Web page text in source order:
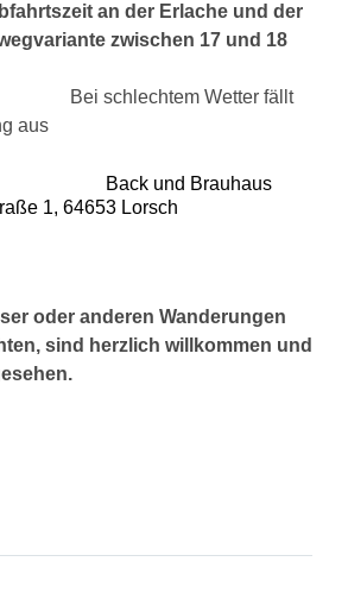
an der Erlache und der
zwischen 17 und 18
Wetter fällt
aus
Back und Brauhaus
1, 64653 Lorsch
oder anderen Wanderungen
sind herzlich willkommen und